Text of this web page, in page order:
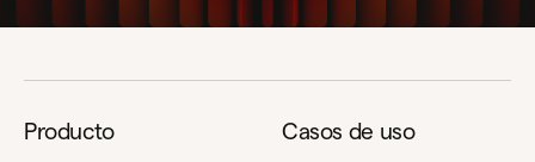
Producto Casos de uso